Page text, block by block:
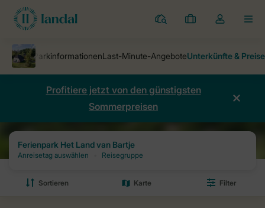
Ferienparks
Meine
Dropdown-
meines
öffnen
Profitiere jetzt von den günstigsten
Sommerpreisen
Ferienparks Ferienpark Het Land van Bartje